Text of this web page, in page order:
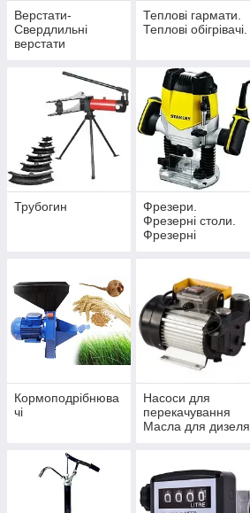
Верстати-
Свердлильні
верстати
Теплові гармати.
Теплові обігрівачі.
Трубогин
Фрезери.
Фрезерні столи.
Фрезерні
Кормоподрібнюва
чі
Насоси для
перекачування
Масла для дизеля